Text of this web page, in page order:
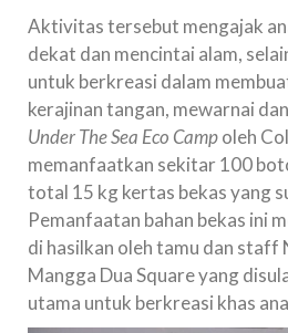
Aktivitas tersebut mengajak
dekat dan mencintai alam,
untuk berkreasi dalam
kerajinan tangan, mewarnai
Under The Sea Eco Campoleh
memanfaatkan sekitar 100
total 15 kg kertas bekas yang
Pemanfaatan bahan bekas ini
di hasilkan oleh tamu dan
Mangga Dua Square yang
utama untuk berkreasi khas